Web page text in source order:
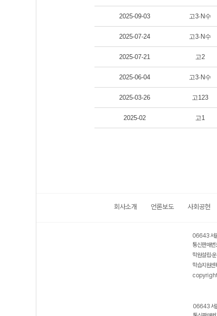
2025-09-03 고3·N수
2025-07-24 고3·N수
2025-07-21 고2
2025-06-04 고3·N수
2025-03-26 고123
2025-02 고1
회사소개 언론보도 사회공헌
06643 서
통신판매
학원설립·
학습지원
06643 서